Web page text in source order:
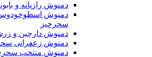
دمنوش رازیانه و
دمنوش
سحرخیز
دمنوش دارچین و
دمنوش زعفرانی
دمنوش منتخب